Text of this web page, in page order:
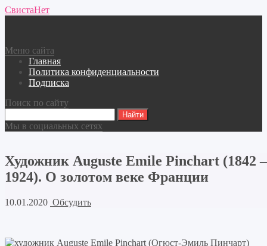
СвистаНет
Меню сайта
Главная
Политика конфиденциальности
Подписка
Поиск по сайту
Мы в социальных сетях
Художник Auguste Emile Pinchart (1842 –
1924). О золотом веке Франции
10.01.2020 Обсудить